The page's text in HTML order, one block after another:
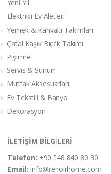
Yeni Yıl
Elektrikli Ev Aletleri
Yemek & Kahvaltı Takımları
Çatal Kaşık Bıçak Takımı
Pişirme
Servis & Sunum
Mutfak Aksesuarları
Ev Tekstili & Banyo
Dekorasyon
İLETİŞİM BİLGİLERİ
Telefon: +90 548 840 80 30
Email:info@renoirhome.com